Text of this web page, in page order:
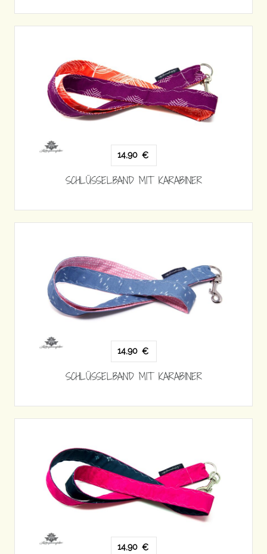
14,90 €
SCHLÜSSELBAND MIT KARABINER
14,90 €
SCHLÜSSELBAND MIT KARABINER
14,90 €